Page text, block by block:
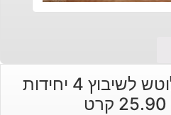
קוורץ קריסטל מלוטש לשיבוץ 4 יחידות